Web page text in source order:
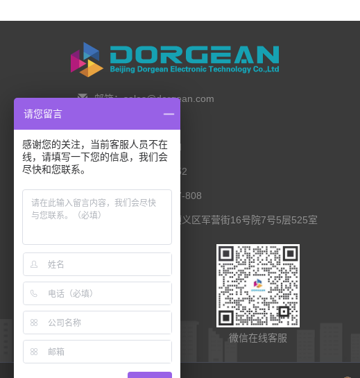
邮箱：sales@dorgean.com
电话：0l0-5286777I
手机：138 1111 I452
传真：0I0-8235l027-808
联系地址：北京市顺义区军营街16号院7号5层525室
扫码查看移动端 微信在线客服
请您留言
感谢您的关注，当前客服人员不在
线，请填写一下您的信息，我们会
尽快和您联系。